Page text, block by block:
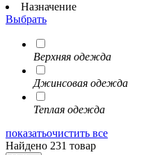
Назначение
Выбрать
Верхняя одежда
Джинсовая одежда
Теплая одежда
показатьочистить все
Найдено 231 товар